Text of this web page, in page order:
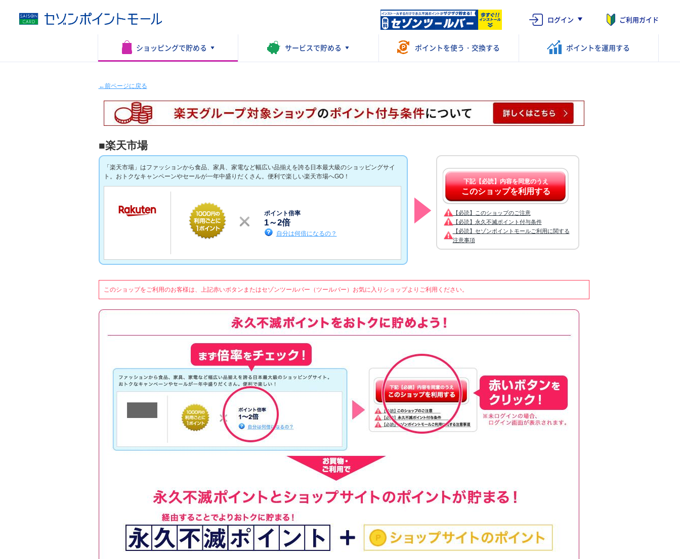
ログイン ご利用ガイド
ショッピングで貯める サービスで貯める ポイントを使う・交換する ポイントを運用する
←前ページに戻る
■楽天市場
「楽天市場」はファッションから食品、家具、家電など幅広い品揃えを誇る日本最大級のショッピングサイ
ト。おトクなキャンペーンやセールが一年中盛りだくさん。便利で楽しい楽天市場へGO！
ポイント倍率
1～2倍
自分は何倍になるの？
下記【必読】内容を同意のうえ
このショップを利用する
【必読】このショップのご注意
【必読】永久不滅ポイント付与条件
【必読】セゾンポイントモールご利用に関する
注意事項
このショップをご利用のお客様は、上記赤いボタンまたはセゾンツールバー（ツールバー）お気に入りショップよりご利用ください。